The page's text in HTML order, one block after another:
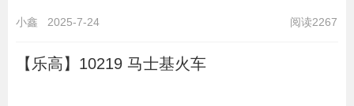
小鑫 2025-7-24 阅读2267
【乐高】10219 马士基火车